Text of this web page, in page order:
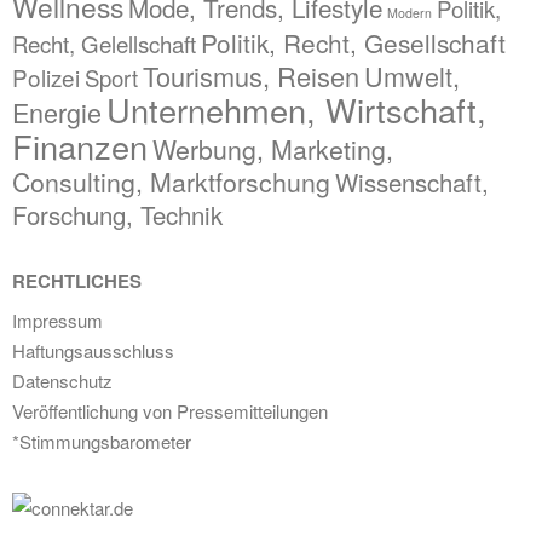
Mode, Trends, Lifestyle Modern Politik,
Recht, Gelellschaft Politik, Recht, Gesellschaft
Polizei SportTourismus, Reisen Umwelt,
Energie Unternehmen, Wirtschaft,
FinanzenWerbung, Marketing,
Consulting, MarktforschungWissenschaft,
Forschung, Technik
RECHTLICHES
Impressum
Haftungsausschluss
Datenschutz
Veröffentlichung von Pressemitteilungen
*Stimmungsbarometer